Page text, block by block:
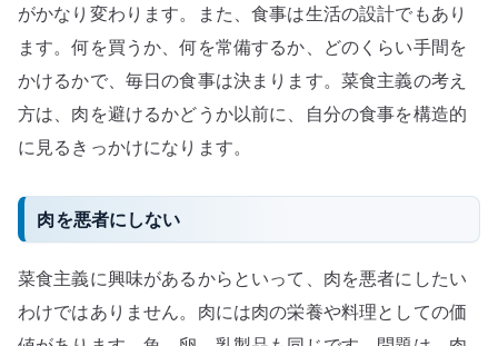
がかなり変わります。また、食事は生活の設計でもあり
ます。何を買うか、何を常備するか、どのくらい手間を
かけるかで、毎日の食事は決まります。菜食主義の考え
方は、肉を避けるかどうか以前に、自分の食事を構造的
に見るきっかけになります。
肉を悪者にしない
菜食主義に興味があるからといって、肉を悪者にしたい
わけではありません。肉には肉の栄養や料理としての価